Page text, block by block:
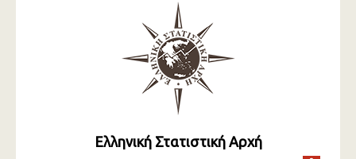
Ελληνική Στατιστική Αρχή